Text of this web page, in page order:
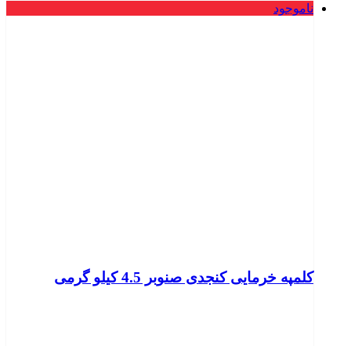
ناموجود
کلمپه خرمایی کنجدی صنوبر 4.5 کیلو گرمی